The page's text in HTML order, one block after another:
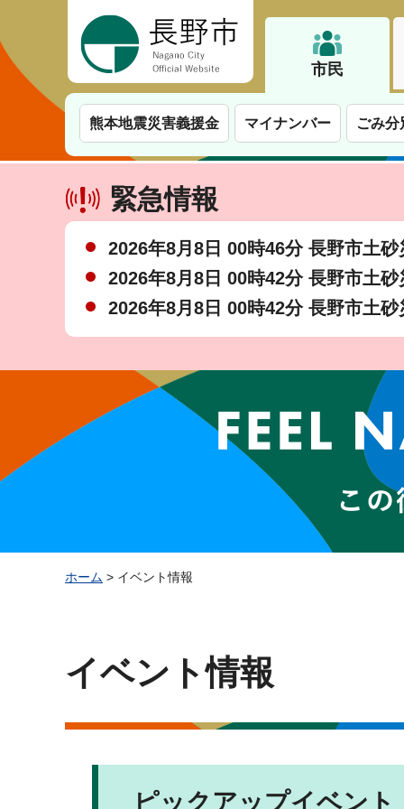
市民
熊本地震災害義援金 マイナンバー ごみ分
緊急情報
2026年8月8日 00時46分 長野市土
2026年8月8日 00時42分 長野市土
2026年8月8日 00時42分 長野市土
ホーム > イベント情報
イベント情報
ピックアップイベント